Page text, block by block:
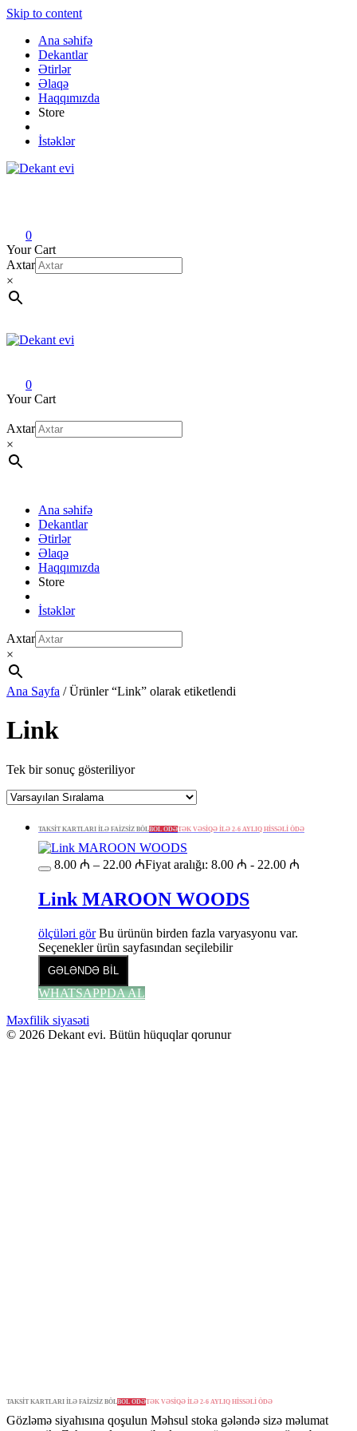
Skip to content
Ana səhifə
Dekantlar
Ətirlər
Əlaqə
Haqqımızda
Store
İstəklər
0
Your Cart
Axtar
×
0
Your Cart
Axtar
×
Ana səhifə
Dekantlar
Ətirlər
Əlaqə
Haqqımızda
Store
İstəklər
Axtar
×
Ana Sayfa / Ürünler “Link” olarak etiketlendi
Link
Tek bir sonuç gösteriliyor
TAKSİT KARTLARI İLƏ FAİZSİZ BÖLBÖL ÖDƏTƏK VƏSİQƏ İLƏ 2-6 AYLIQ HİSSƏLİ ÖDƏ
8.00 ₼ – 22.00 ₼Fiyat aralığı: 8.00 ₼ - 22.00 ₼
Link MAROON WOODS
ölçüləri gör Bu ürünün birden fazla varyasyonu var.
Seçenekler ürün sayfasından seçilebilir
GƏLƏNDƏ BİL
WHATSAPPDA AL
Məxfilik siyasəti
© 2026 Dekant evi. Bütün hüquqlar qorunur
TAKSİT KARTLARI İLƏ FAİZSİZ BÖLBÖL ÖDƏTƏK VƏSİQƏ İLƏ 2-6 AYLIQ HİSSƏLİ ÖDƏ
Gözləmə siyahısına qoşulun Məhsul stoka gələndə sizə məlumat